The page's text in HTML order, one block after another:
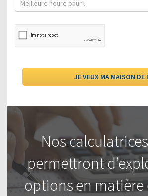
Nos
permettront
options en matière